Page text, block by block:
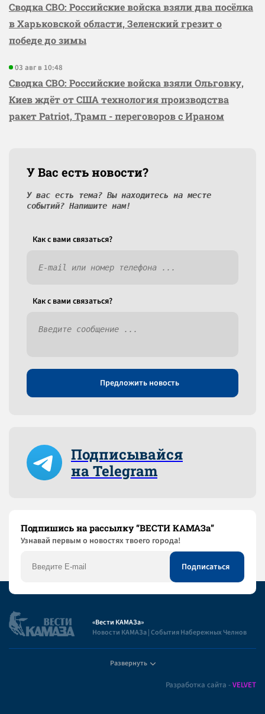
Сводка СВО: Российские войска взяли два посёлка
в Харьковской области, Зеленский грезит о
победе до зимы
03 авг в 10:48
Сводка СВО: Российские войска взяли Ольговку,
Киев ждёт от США технология производства
ракет Patriot, Трамп - переговоров с Ираном
У Вас есть новости?
У вас есть тема? Вы находитесь на месте
событий? Напишите нам!
Как c вами связаться?
Как c вами связаться?
Предложить новость
Подписывайся
на Telegram
Подпишись на рассылку “ВЕСТИ КАМАЗа”
Узнaвай первым о новостях твоего города!
«Вести КАМАЗа»
Новости КАМАЗа | События Набережных Челнов
Развернуть
Разработка сайта -VELVET